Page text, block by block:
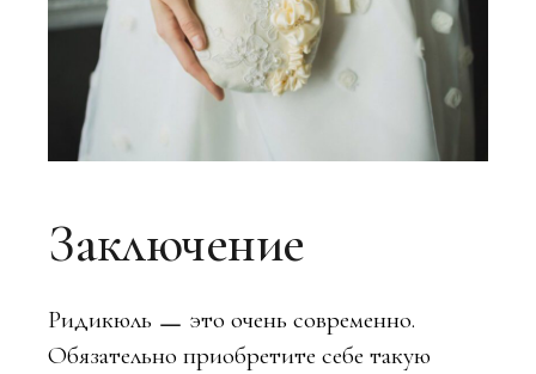
Заключение
Ридикюль ㅡ это очень современно.
Обязательно приобретите себе такую